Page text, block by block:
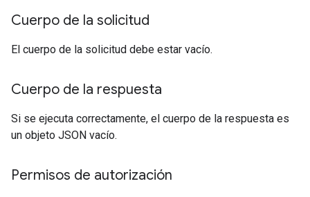
Cuerpo de la solicitud
El cuerpo de la solicitud debe estar vacío.
Cuerpo de la respuesta
Si se ejecuta correctamente, el cuerpo de la respuesta es
un objeto JSON vacío.
Permisos de autorización